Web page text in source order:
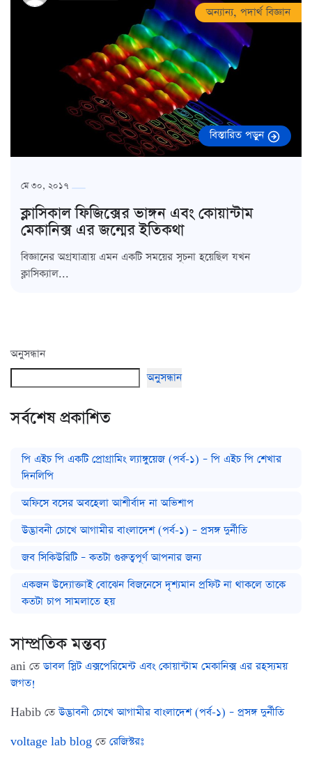
অন্যান্য, পদার্থ বিজ্ঞান
বিস্তারিত পড়ুন
মে ৩০, ২০১৭
ক্লাসিকাল ফিজিক্সের ভাঙ্গন এবং কোয়ান্টাম
মেকানিক্স এর জন্মের ইতিকথা
বিজ্ঞানের অগ্রযাত্রায় এমন একটি সময়ের সূচনা হয়েছিল যখন
ক্লাসিক্যাল...
অনুসন্ধান
অনুসন্ধান
সর্বশেষ প্রকাশিত
পি এইচ পি একটি প্রোগ্রামিং ল্যাঙ্গুয়েজ (পর্ব-১) – পি এইচ পি শেখার
দিনলিপি
অফিসে বসের অবহেলা আশীর্বাদ না অভিশাপ
উদ্ভাবনী চোখে আগামীর বাংলাদেশ (পর্ব-১) – প্রসঙ্গ দুর্নীতি
জব সিকিউরিটি – কতটা গুরুত্বপূর্ণ আপনার জন্য
একজন উদ্যোক্তাই বোঝেন বিজনেসে দৃশ্যমান প্রফিট না থাকলে তাকে
কতটা চাপ সামলাতে হয়
সাম্প্রতিক মন্তব্য
ani তেডাবল স্লিট এক্সপেরিমেন্ট এবং কোয়ান্টাম মেকানিক্স এর রহস্যময়
জগত!
Habib তেউদ্ভাবনী চোখে আগামীর বাংলাদেশ (পর্ব-১) – প্রসঙ্গ দুর্নীতি
voltage lab blog তেরেজিস্টরঃ